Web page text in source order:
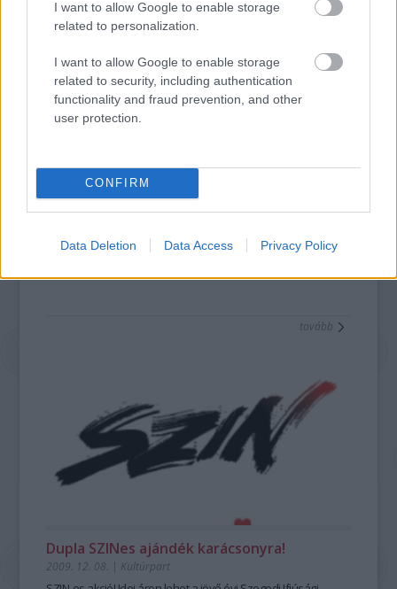
I want to allow Google to enable storage
related to personalization.
I want to allow Google to enable storage
related to security, including authentication
functionality and fraud prevention, and other
user protection.
CONFIRM
Data Deletion Data Access Privacy Policy
RE:kocsmával erősít a SZÍN
RE:kocsma, Klíma kapszula, faszépségverseny várja a SZIN-
re menőket. Az ígéretek szerint a 2010-es év a
klímaváltozásról fog szólni mind világ mind Szeged szinten.
tovább
Dupla SZINes ajándék karácsonyra!
2009. 12. 08. | Kultúrpart